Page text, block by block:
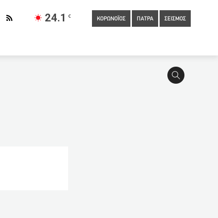
24.1 C
ΚΟΡΩΝΟΪΟΣ ΠΑΤΡΑ ΣΕΙΣΜΟΣ
Μητέρα πήγε να γράψει εξετάσεις στη θέση της
Ο Γ. Παπανδρέου σε ΠΠΝΠ, “Άγιος